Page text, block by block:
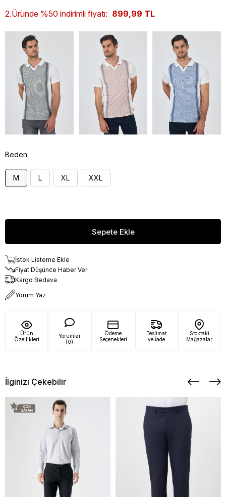
2.Üründe %50 indirimli fiyatı: 899,99 TL
Beden
M L XL XXL
İstek Listeme Ekle
Fiyat Düşünce Haber Ver
Kargo Bedava
Yorum Yaz
Ürün
Özellikleri
Yorumlar
(0)
Ödeme
Seçenekleri
Teslimat
ve İade
Stoktaki
Mağazalar
İlginizi Çekebilir